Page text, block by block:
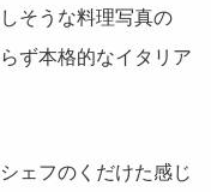
そうな料理写真の
ず本格的なイタリア
ェフのくだけた感じ